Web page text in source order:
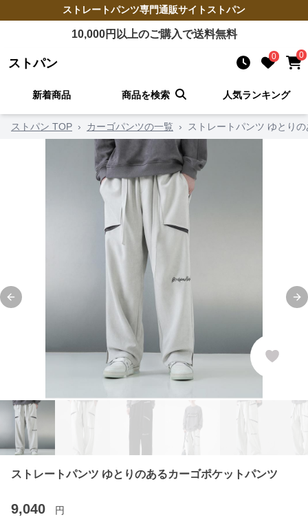
ストレートパンツ専門通販サイト ストパン
10,000円以上のご購入で送料無料
ストパン 0 0
新着商品 商品を検索 人気ランキング
ストパン TOP › カーゴパンツの一覧 › ストレートパンツ ゆとり
Previous slide
ストレートパンツ ゆとりのあるカーゴポケットパンツ
9,040 円